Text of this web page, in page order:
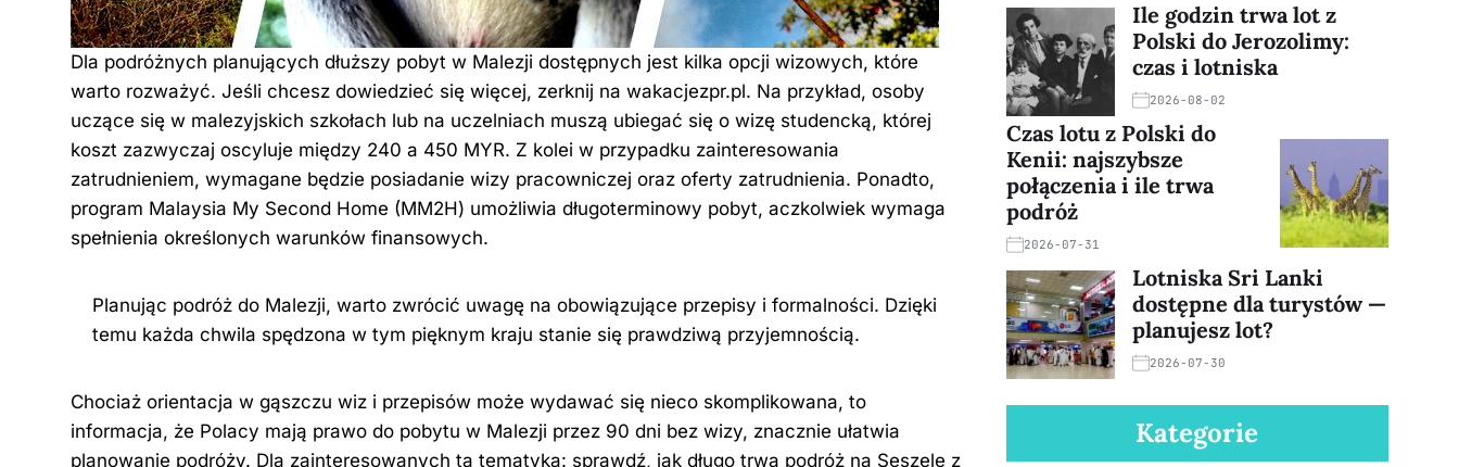
Dla podróżnych planujących dłuższy pobyt w Malezji dostępnych jest kilka opcji wizowych, które
warto rozważyć. Jeśli chcesz dowiedzieć się więcej, zerknij na wakacjezpr.pl. Na przykład, osoby
uczące się w malezyjskich szkołach lub na uczelniach muszą ubiegać się o wizę studencką, której
koszt zazwyczaj oscyluje między 240 a 450 MYR. Z kolei w przypadku zainteresowania
zatrudnieniem, wymagane będzie posiadanie wizy pracowniczej oraz oferty zatrudnienia. Ponadto,
program Malaysia My Second Home (MM2H) umożliwia długoterminowy pobyt, aczkolwiek wymaga
spełnienia określonych warunków finansowych.
Planując podróż do Malezji, warto zwrócić uwagę na obowiązujące przepisy i formalności. Dzięki
temu każda chwila spędzona w tym pięknym kraju stanie się prawdziwą przyjemnością.
Chociaż orientacja w gąszczu wiz i przepisów może wydawać się nieco skomplikowana, to
informacja, że Polacy mają prawo do pobytu w Malezji przez 90 dni bez wizy, znacznie ułatwia
planowanie podróży. Dla zainteresowanych tą tematyką: sprawdź, jak długo trwa podróż na Seszele z
Ile godzin trwa lot z
Polski do Jerozolimy:
czas i lotniska
2026-08-02
Czas lotu z Polski do
Kenii: najszybsze
połączenia i ile trwa
podróż
2026-07-31
Lotniska Sri Lanki
dostępne dla turystów —
planujesz lot?
2026-07-30
Kategorie